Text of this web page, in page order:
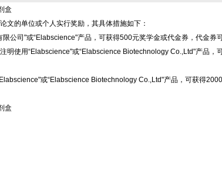
盒
文的单位或个人实行奖励，其具体措施如下：
公司"或“Elabscience"产品，可获得500元奖学金或代金券，代金券
明使用“Elabscience"或“Elabscience Biotechnology Co.,Ltd"产品
或“Elabscience Biotechnology Co.,Ltd"产品，可获得
盒